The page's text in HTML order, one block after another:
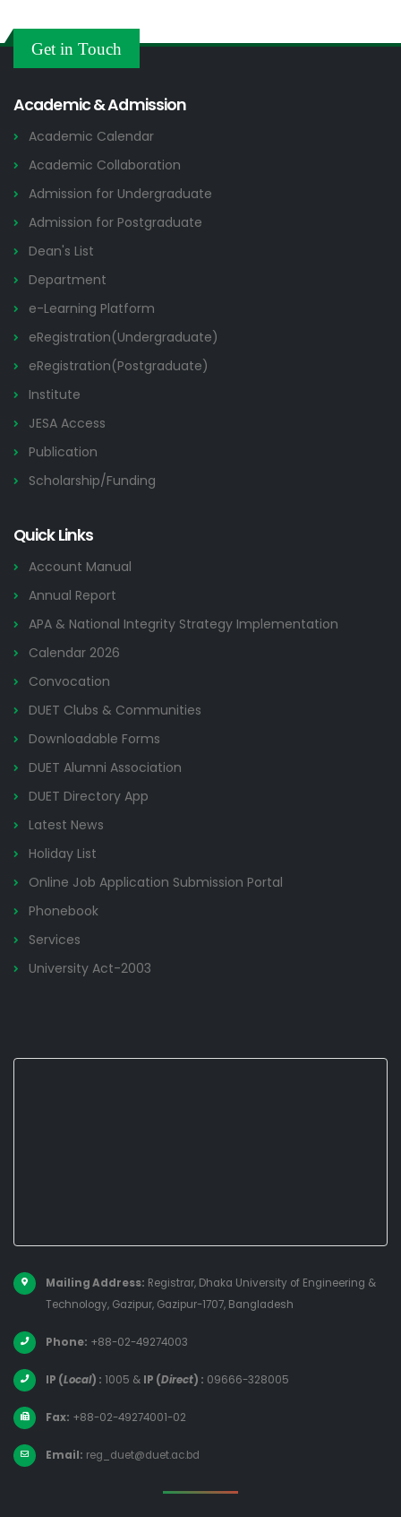
Get in Touch
Academic & Admission
Academic Calendar
Academic Collaboration
Admission for Undergraduate
Admission for Postgraduate
Dean's List
Department
e-Learning Platform
eRegistration(Undergraduate)
eRegistration(Postgraduate)
Institute
JESA Access
Publication
Scholarship/Funding
Quick Links
Account Manual
Annual Report
APA & National Integrity Strategy Implementation
Calendar 2026
Convocation
DUET Clubs & Communities
Downloadable Forms
DUET Alumni Association
DUET Directory App
Latest News
Holiday List
Online Job Application Submission Portal
Phonebook
Services
University Act-2003
Mailing Address: Registrar, Dhaka University of Engineering &
Technology, Gazipur, Gazipur-1707, Bangladesh
Phone: +88-02-49274003
IP (Local) : 1005 & IP (Direct) : 09666-328005
Fax: +88-02-49274001-02
Email: reg_duet@duet.ac.bd